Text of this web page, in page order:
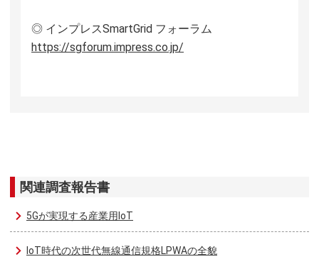
関連調査報告書
5Gが実現する産業用IoT
IoT時代の次世代無線通信規格LPWAの全貌
◎ インプレスSmartGrid フォーラム
https://sgforum.impress.co.jp/